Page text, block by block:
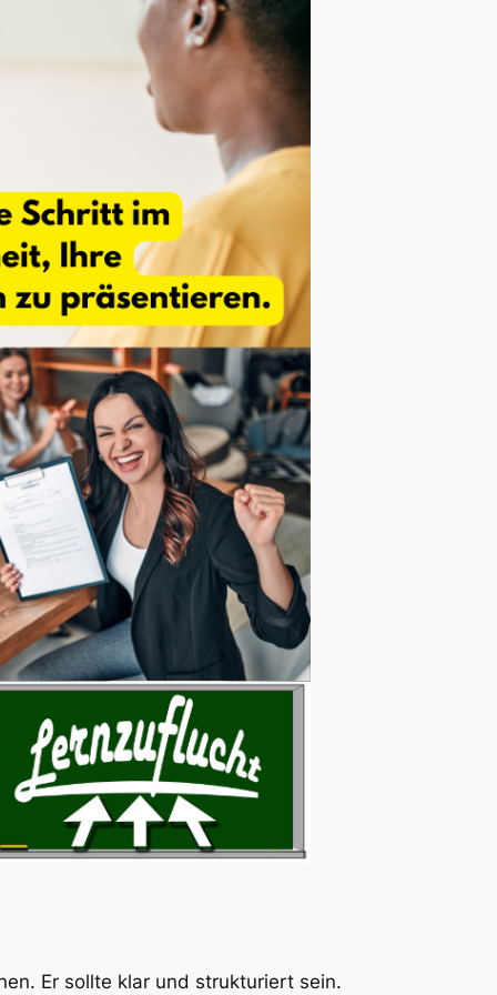
Er sollte klar und strukturiert sein.